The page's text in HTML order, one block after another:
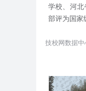
学校、河
部评为国
技校网数据